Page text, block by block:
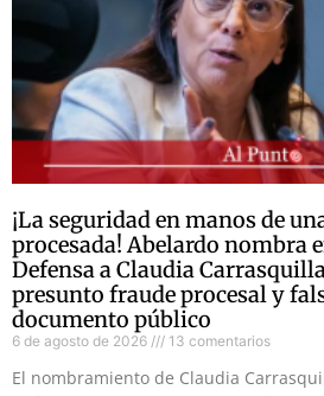
¡La seguridad en manos de
procesada! Abelardo nombra
Defensa a Claudia
presunto fraude procesal y
documento público
6 de agosto de 2026 13 comentarios
El nombramiento de Claudia